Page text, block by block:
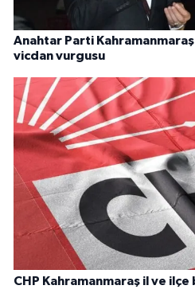
Anahtar Parti
vicdan vurgusu
CHP Kahramanmaraş il ve ilçe